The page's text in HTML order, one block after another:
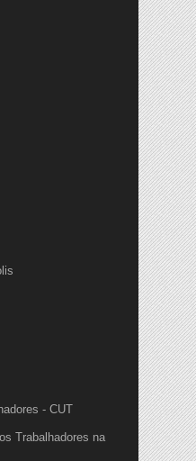
- CUT
Trabalhadores na